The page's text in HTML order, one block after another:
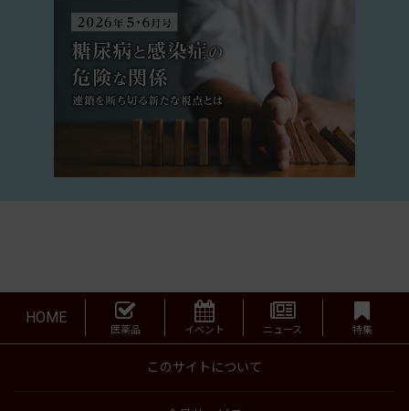
HOME
医薬品 イベント ニュース 特集
このサイトについて